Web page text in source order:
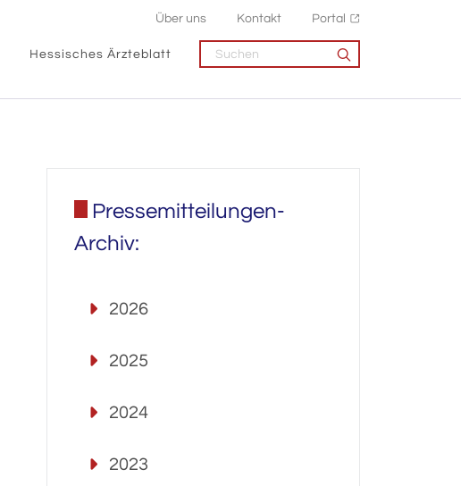
Über uns Kontakt Portal
Hessisches Ärzteblatt
Pressemitteilungen-
Archiv:
2026
2025
2024
2023